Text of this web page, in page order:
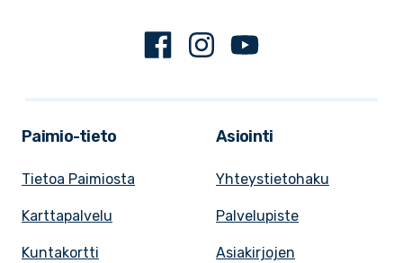
FacebookInstagram
Paimio-tieto
Tietoa Paimiosta
Karttapalvelu
Kuntakortti
Asiointi
Yhteystietohaku
Palvelupiste
Asiakirjojen